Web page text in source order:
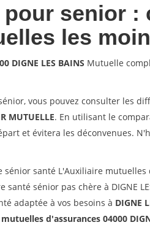
senior :
les
DIGNE LES BAINS Mutuelle
vous pouvez consulter les
MUTUELLE. En utilisant le
et évitera les déconvenues.
santé L'Auxiliaire mutuelles
santé sénior pas chère à DIGNE
adaptée à vos besoins à DIGNE
d'assurances 04000